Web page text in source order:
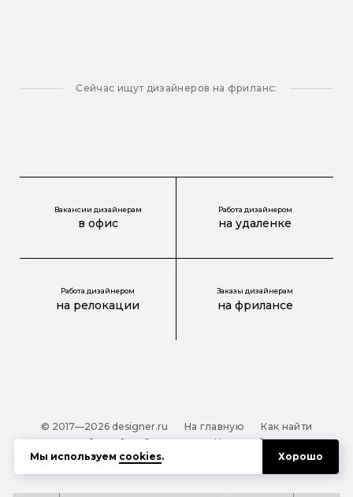
Сейчас ищут дизайнеров на фриланс:
Вакансии дизайнерам
в офис
Работа дизайнером
на удаленке
Работа дизайнером
на релокации
Заказы дизайнерам
на фрилансе
© 2017—2026 designer.ru На главную
Как найти
дизайнера?
О проекте
Карта сайта
Обработка персональных данных
Файлы cookie
Мы используем cookies. Хорошо